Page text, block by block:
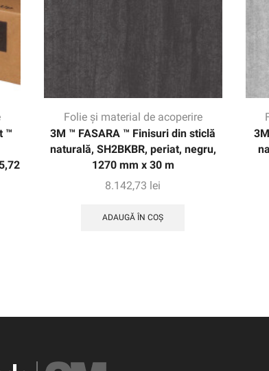
™
Folie și material de acoperire
3M ™ FASARA ™ Finisuri din sticlă
naturală, SH2BKBR, periat, negru,
1270 mm x 30 m
8.142,73 lei
ADAUGĂ ÎN COȘ